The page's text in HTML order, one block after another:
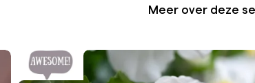
Meer over deze